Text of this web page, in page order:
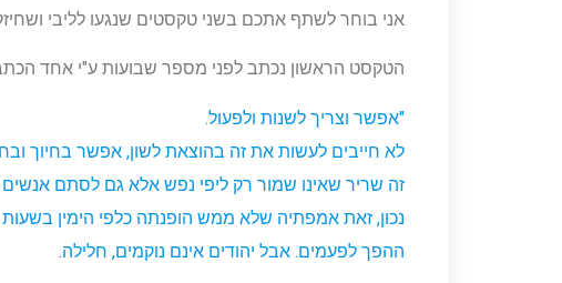
אני בוחר לשתף אתכם בשני טקסטים שנגעו לליבי
הטקסט הראשון נכתב לפני מספר שבועות ע"י אחד
"אפשר וצריך לשנות ולפעול.
לא חייבים לעשות את זה בהוצאת לשון, אפשר בחיוך
זה שריר שאינו שמור רק ליפי נפש אלא גם לסתם אנשים
נכון, זאת אמפתיה שלא ממש הופנתה כלפי הימין
ההפך לפעמים. אבל יהודים אינם נוקמים, חלילה.